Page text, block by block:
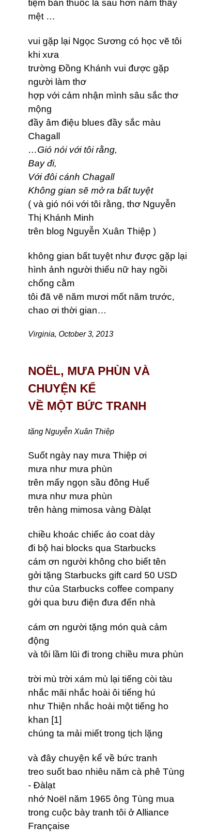
tiệm bán thuốc lá sau hơn năm thấy
mệt …
vui gặp lại Ngọc Sương có học vẽ tôi
khi xưa
trường Đồng Khánh vui được gặp
người làm thơ
hợp với cảm nhận mình sâu sắc thơ
mộng
đầy âm điệu blues đầy sắc màu
Chagall
…Gió nói với tôi rằng,
Bay đi,
Với đôi cánh Chagall
Không gian sẽ mở ra bất tuyệt
( và gió nói với tôi rằng, thơ Nguyễn
Thị Khánh Minh
trên blog Nguyễn Xuân Thiệp )
không gian bất tuyệt như được gặp lại
hình ảnh người thiếu nữ hay ngồi
chống cằm
tôi đã vẽ năm mươi mốt năm trước,
chao ơi thời gian…
Virginia, October 3, 2013
NOËL, MƯA PHÙN VÀ
CHUYỆN KỂ
VỀ MỘT BỨC TRANH
tặng Nguyễn Xuân Thiệp
Suốt ngày nay mưa Thiệp ơi
mưa như mưa phùn
trên mấy ngọn sầu đông Huế
mưa như mưa phùn
trên hàng mimosa vàng Đàlạt
chiều khoác chiếc áo coat dày
đi bộ hai blocks qua Starbucks
cám ơn người không cho biết tên
gởi tặng Starbucks gift card 50 USD
thư của Starbucks coffee company
gởi qua bưu điện đưa đến nhà
cám ơn người tặng món quà cảm
động
và tôi lầm lũi đi trong chiều mưa phùn
trời mù trời xám mù lại tiếng còi tàu
nhắc mãi nhắc hoài ôi tiếng hú
như Thiện nhắc hoài một tiếng ho
khan [1]
chúng ta mải miết trong tịch lặng
và đây chuyện kể về bức tranh
treo suốt bao nhiêu năm cà phê Tùng
- Đàlạt
nhớ Noël năm 1965 ông Tùng mua
trong cuộc bày tranh tôi ở Alliance
Française